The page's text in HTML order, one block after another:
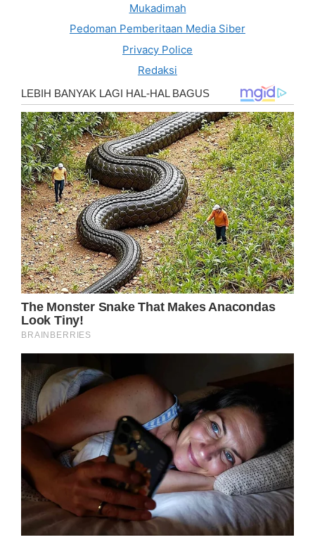
Mukadimah
Pedoman Pemberitaan Media Siber
Privacy Police
Redaksi